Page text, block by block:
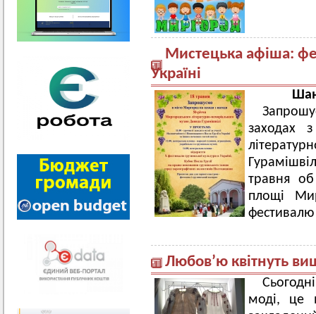
Мистецька афіша:
Україні
заходах
травня
площі
фестивалю
Любов’ю квітнуть
моді, це